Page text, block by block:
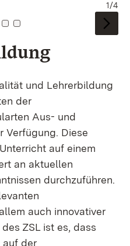
0
Kachel: 1
Zu Kachel: 2
Zu Kachel: 3
1/4
und Lehrerbildung
der
Aus- und
Verfügung. Diese
auf einem
an aktuellen
durchzuführen.
auch innovativer
ZSL ist es, dass
auf der